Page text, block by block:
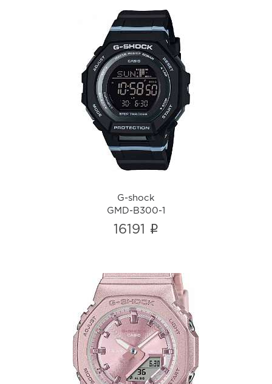
G-shock
GMD-B300-1
i
G-shock
GMD-B300-1
16191 i
G-shock
GMA-P2100ST-4A
i